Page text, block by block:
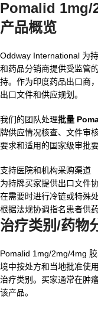
Pomalid 1mg/
产品概览
Oddway International 为
和药品分销商提供受监管
持。作为印度药品出口商
出口文件和供应规划。
我们的团队处理批量
牌供应情况核查、文件审
要求和适用的国家级审批
支持医院和机构采购渠道
为持牌买家提供出口文件
在需要时进行冷链或特殊
根据法规协调指名患者供
治疗类别/药物
Pomalid 1mg/2mg/4mg
境中按处方和当地批准使
治疗类别。买家通常在肿
该产品。